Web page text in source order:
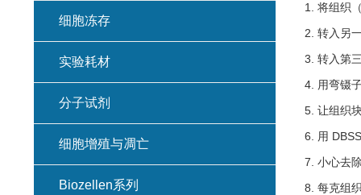
1. 将组织
2. 转入另
3. 转入第
4. 用弯镊
5. 让组织
6. 用
7. 小心去
8. 每克组
细胞冻存
实验耗材
分子试剂
细胞增殖与凋亡
Biozellen系列